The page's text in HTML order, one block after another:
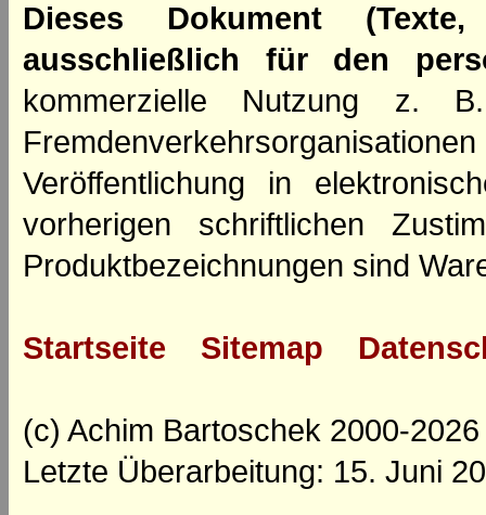
Dieses Dokument
ausschließlich für den
kommerzielle Nutzung z.
Veröffentlichung in
vorherigen schriftlichen
Produktbezeichnungen sind
Startseite Sitemap
(c) Achim Bartoschek 2000-2026
Letzte Überarbeitung: 15. Juni